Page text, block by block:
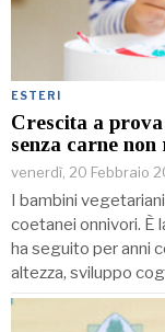
ESTERI
Crescita a
senza carne
venerdì, 20 Febbraio
I bambini
coetanei onnivori. È
ha seguito per anni
altezza, sviluppo